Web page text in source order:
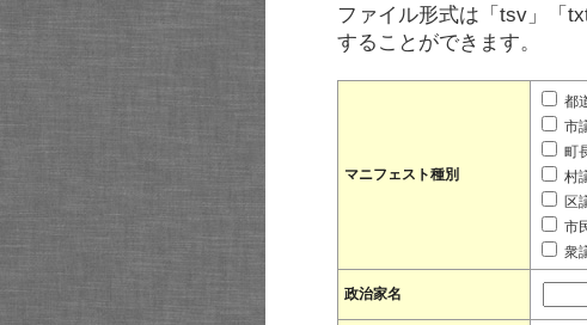
ファイル形式は「tsv」「
することができます。
マニフェスト種別
都
市
町
村
区
市
衆
政治家名